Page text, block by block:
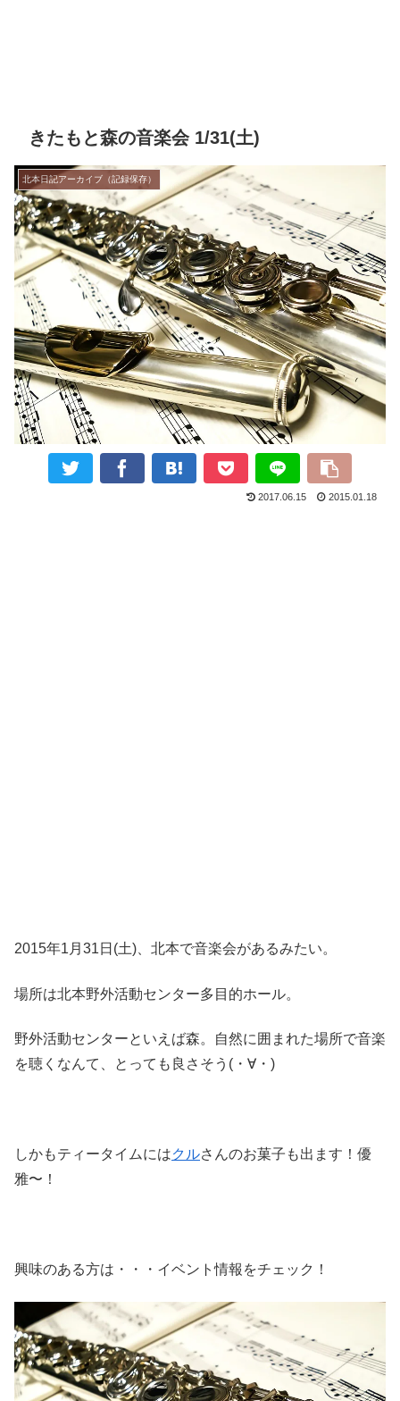
きたもと森の音楽会 1/31(土)
北本日記アーカイブ（記録保存）
2017.06.15 2015.01.18
2015年1月31日(土)、北本で音楽会があるみたい。
場所は北本野外活動センター多目的ホール。
野外活動センターといえば森。自然に囲まれた場所で音楽
を聴くなんて、とっても良さそう(・∀・)
しかもティータイムにはクルさんのお菓子も出ます！優
雅〜！
興味のある方は・・・イベント情報をチェック！